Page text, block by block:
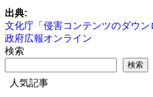
出典:
文化庁「侵害コンテンツのダウン
政府広報オンライン
検索
検索
人気記事